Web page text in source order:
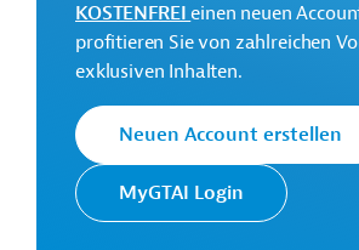
Schwächen des Arbeitsmarkts
Fachkräftemangel bei
Hohe Fluktuation, vor allem in
verarbeitenden Industrie
Abwanderung von qualifizierten
Mitarbeitenden nach Singapur
KOSTENFREIeinen neuen
profitieren Sie von zahlreichen
exklusiven Inhalten.
Neuen Account erstellen
MyGTAI Login